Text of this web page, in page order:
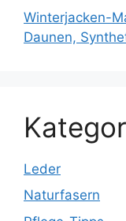
Winterjacken-
Daunen,
Leder
Naturfasern